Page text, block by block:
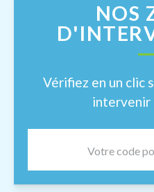
NOS
Vérifiez en un clic
intervenir